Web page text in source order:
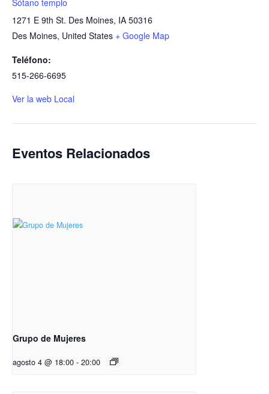
Sótano templo
1271 E 9th St. Des Moines, IA 50316
Des Moines, United States + Google Map
Teléfono:
515-266-6695
Ver la web Local
Eventos Relacionados
Grupo de Mujeres
agosto 4 @ 18:00 - 20:00